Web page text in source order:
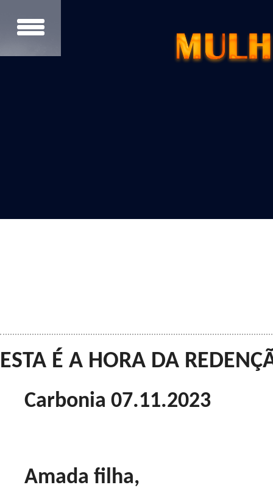
ESTA É A HORA DA
Carbonia 07.11.2023
Amada filha,